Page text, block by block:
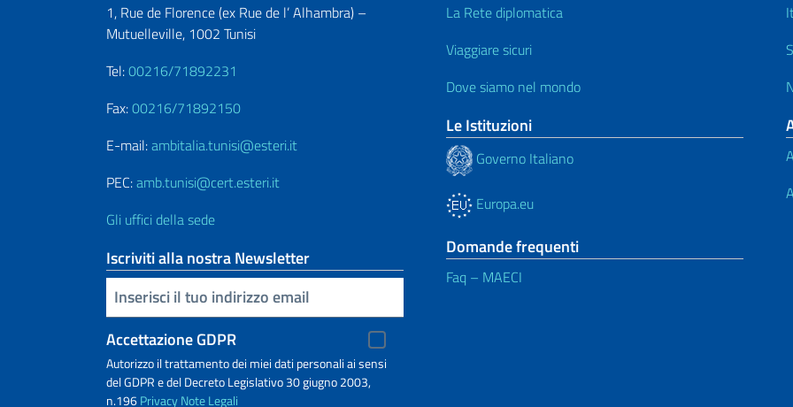
1, Rue de Florence (ex Rue de l’ Alhambra) –
Mutuelleville, 1002 Tunisi
Tel:00216/71892231
Fax:00216/71892150
E-mail:ambitalia.tunisi@esteri.it
PEC:amb.tunisi@cert.esteri.it
Gli uffici della sede
Iscriviti alla nostra Newsletter
Inserisci la tua email
Accettazione GDPR
Autorizzo il trattamento dei miei dati personali ai sensi
del GDPR e del Decreto Legislativo 30 giugno 2003,
n.196PrivacyNote Legali
La Rete diplomatica
Viaggiare sicuri
Dove siamo nel mondo
Le Istituzioni
Governo Italiano
Europa.eu
Domande frequenti
Faq – MAECI